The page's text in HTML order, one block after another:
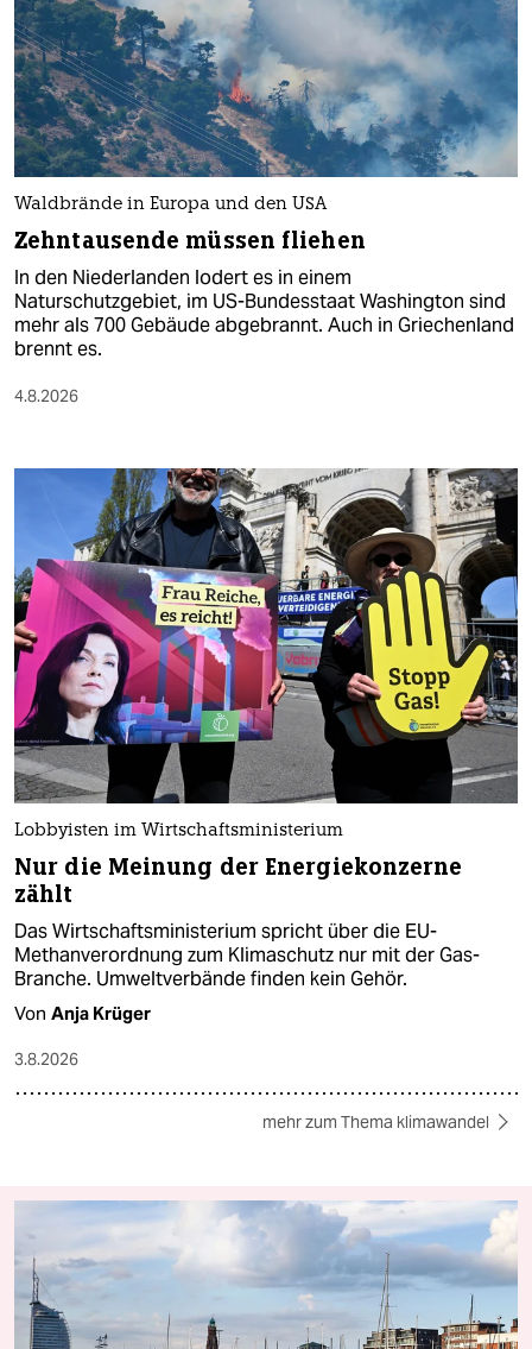
Waldbrände in Europa und den USA
Zehntausende müssen fliehen
In den Niederlanden lodert es in einem
Naturschutzgebiet, im US-Bundesstaat Washington sind
mehr als 700 Gebäude abgebrannt. Auch in Griechenland
brennt es.
4.8.2026
Lobbyisten im Wirtschaftsministerium
Nur die Meinung der Energiekonzerne
zählt
Das Wirtschaftsministerium spricht über die EU-
Methanverordnung zum Klimaschutz nur mit der Gas-
Branche. Umweltverbände finden kein Gehör.
Von Anja Krüger
3.8.2026
mehr zum Thema klimawandel